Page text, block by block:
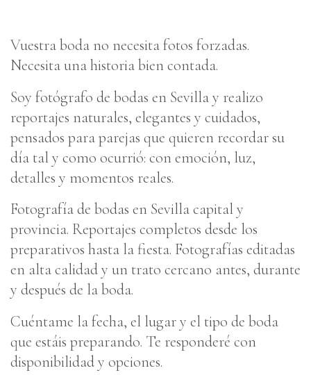
Vuestra boda no necesita fotos forzadas.
Necesita una historia bien contada.
Soy fotógrafo de bodas en Sevilla y realizo
reportajes naturales, elegantes y cuidados,
pensados para parejas que quieren recordar su
día tal y como ocurrió: con emoción, luz,
detalles y momentos reales.
Fotografía de bodas en Sevilla capital y
provincia. Reportajes completos desde los
preparativos hasta la fiesta. Fotografías editadas
en alta calidad y un trato cercano antes, durante
y después de la boda.
Cuéntame la fecha, el lugar y el tipo de boda
que estáis preparando. Te responderé con
disponibilidad y opciones.